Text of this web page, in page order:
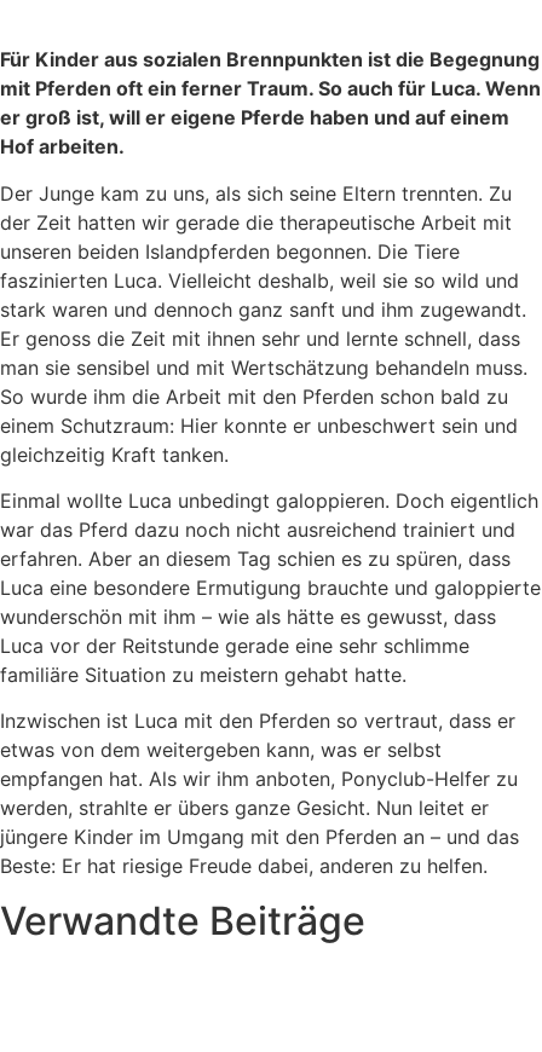
Für Kinder aus sozialen Brennpunkten ist die Begegnung
mit Pferden oft ein ferner Traum. So auch für Luca. Wenn
er groß ist, will er eigene Pferde haben und auf einem
Hof arbeiten.
Der Junge kam zu uns, als sich seine Eltern trennten. Zu
der Zeit hatten wir gerade die therapeutische Arbeit mit
unseren beiden Islandpferden begonnen. Die Tiere
faszinierten Luca. Vielleicht deshalb, weil sie so wild und
stark waren und dennoch ganz sanft und ihm zugewandt.
Er genoss die Zeit mit ihnen sehr und lernte schnell, dass
man sie sensibel und mit Wertschätzung behandeln muss.
So wurde ihm die Arbeit mit den Pferden schon bald zu
einem Schutzraum: Hier konnte er unbeschwert sein und
gleichzeitig Kraft tanken.
Einmal wollte Luca unbedingt galoppieren. Doch eigentlich
war das Pferd dazu noch nicht ausreichend trainiert und
erfahren. Aber an diesem Tag schien es zu spüren, dass
Luca eine besondere Ermutigung brauchte und galoppierte
wunderschön mit ihm – wie als hätte es gewusst, dass
Luca vor der Reitstunde gerade eine sehr schlimme
familiäre Situation zu meistern gehabt hatte.
Inzwischen ist Luca mit den Pferden so vertraut, dass er
etwas von dem weitergeben kann, was er selbst
empfangen hat. Als wir ihm anboten, Ponyclub-Helfer zu
werden, strahlte er übers ganze Gesicht. Nun leitet er
jüngere Kinder im Umgang mit den Pferden an – und das
Beste: Er hat riesige Freude dabei, anderen zu helfen.
Verwandte Beiträge